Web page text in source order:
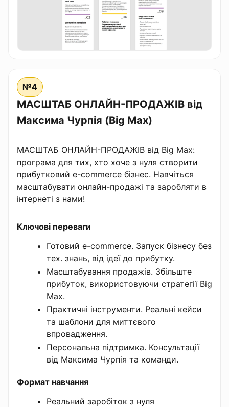
№4
МАСШТАБ ОНЛАЙН-ПРОДАЖІВ від
Максима Чурпія (Big Max)
МАСШТАБ ОНЛАЙН-ПРОДАЖІВ від Big Max:
програма для тих, хто хоче з нуля створити
прибутковий e-commerce бізнес. Навчіться
масштабувати онлайн-продажі та заробляти в
інтернеті з нами!
Ключові переваги
Готовий e-commerce. Запуск бізнесу без
тех. знань, від ідеї до прибутку.
Масштабування продажів. Збільште
прибуток, використовуючи стратегії Big
Max.
Практичні інструменти. Реальні кейси
та шаблони для миттєвого
впровадження.
Персональна підтримка. Консультації
від Максима Чурпія та команди.
Формат навчання
Реальний заробіток з нуля